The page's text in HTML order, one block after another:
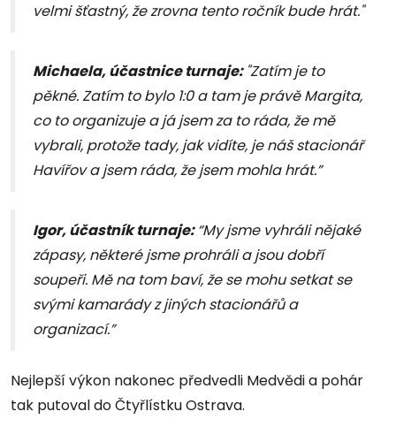
velmi šťastný, že zrovna tento ročník bude hrát."
Michaela, účastnice turnaje: "Zatím je to
pěkné. Zatím to bylo 1:0 a tam je právě Margita,
co to organizuje a já jsem za to ráda, že mě
vybrali, protože tady, jak vidíte, je náš stacionář
Havířov a jsem ráda, že jsem mohla hrát.”
Igor, účastník turnaje:“My jsme vyhráli nějaké
zápasy, některé jsme prohráli a jsou dobří
soupeři. Mě na tom baví, že se mohu setkat se
svými kamarády z jiných stacionářů a
organizací.”
Nejlepší výkon nakonec předvedli Medvědi a pohár
tak putoval do Čtyřlístku Ostrava.